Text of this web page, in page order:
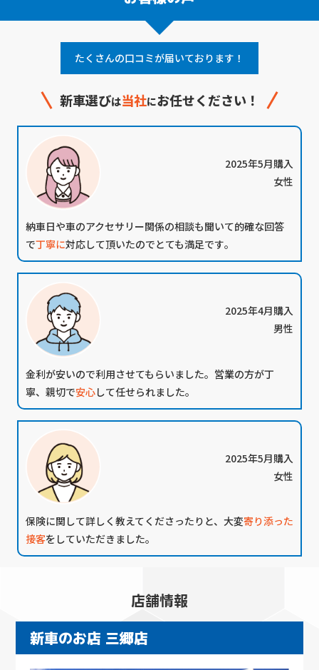
たくさんの口コミが届いております！
新車選びは当社にお任せください！
2025年5月購入
女性
納車日や車のアクセサリー関係の相談も聞いて的確な回答
で丁寧に対応して頂いたのでとても満足です｡
2025年4月購入
男性
金利が安いので利用させてもらいました。営業の方が丁
寧、親切で安心して任せられました。
2025年5月購入
女性
保険に関して詳しく教えてくださったりと、大変寄り添った
接客をしていただきました。
店舗情報
新車のお店 三郷店